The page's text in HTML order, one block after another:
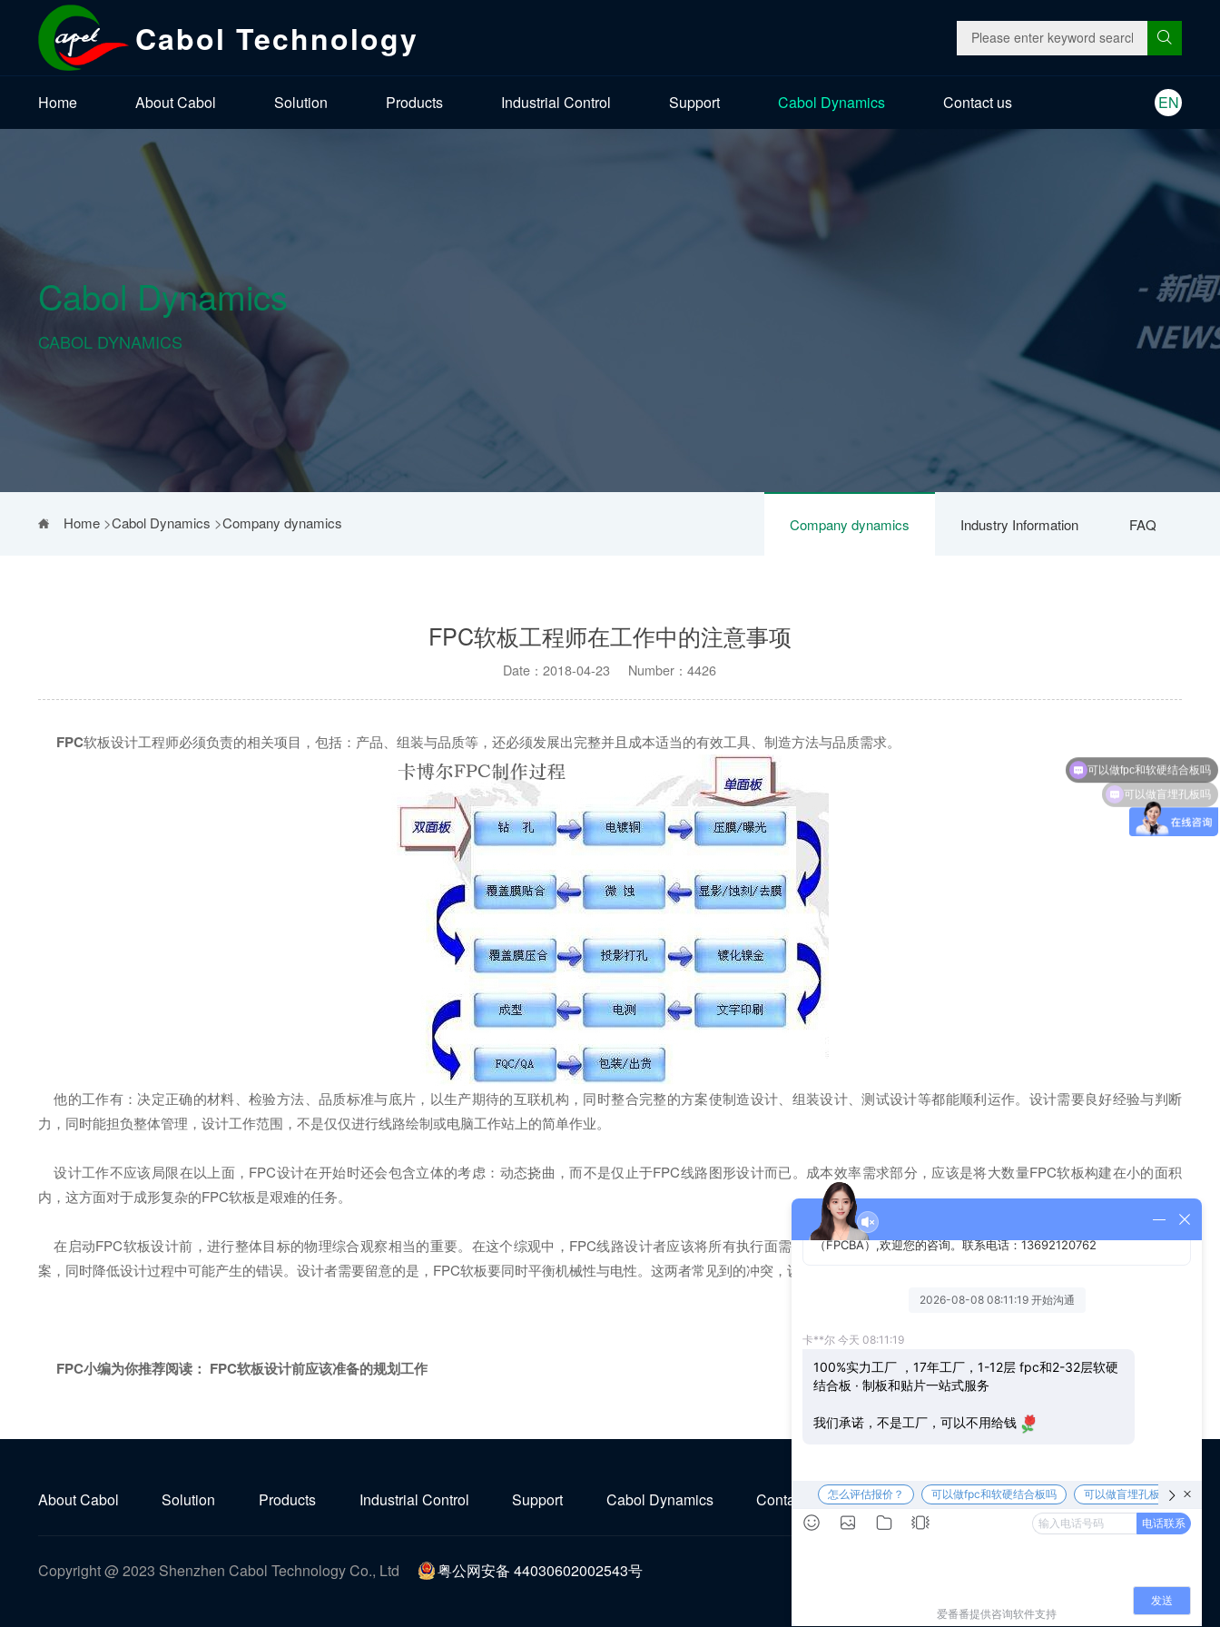
Cabol Technology
Home About Cabol Solution Products Industrial Control Support Cabol Dynamics Contact us EN
Cabol Dynamics
CABOL DYNAMICS
Company dynamics Industry Information FAQ
Home>Cabol Dynamics >Company dynamics
FPC软板工程师在工作中的注意事项
Date：2018-04-23 Number：4426
FPC软板设计工程师必须负责的相关项目，包括：产品、组装与品质等，还必须发展出完整并且成本适当的有效工具、制造方法与品质需求。
他的工作有：决定正确的材料、检验方法、品质标准与底片，以生产期待的互联机构，同时整合完整的方案使制造设计、组装设计、测试设计等都能顺利运作。设计需要良好经验与判断
力，同时能担负整体管理，设计工作范围，不是仅仅进行线路绘制或电脑工作站上的简单作业。
设计工作不应该局限在以上面，FPC设计在开始时还会包含立体的考虑：动态挠曲，而不是仅止于FPC线路图形设计而已。成本效率需求部分，应该是将大数量FPC软板构建在小的面积
内，这方面对于成形复杂的FPC软板是艰难的任务。
在启动FPC软板设计前，进行整体目标的物理综合观察相当的重要。在这个综观中，FPC线路设计者应该将所有执行面需要讨论的项目都尽量纳入，这可以帮助设计者更广泛观察整个方
案，同时降低设计过程中可能产生的错误。设计者需要留意的是，FPC软板要同时平衡机械性与电性。这两者常见到的冲突，设计者必须同时照顾到两者的平衡关系。
FPC小编为你推荐阅读： FPC软板设计前应该准备的规划工作
About Cabol Solution Products Industrial Control Support Cabol Dynamics Contact us
Copyright @ 2023 Shenzhen Cabol Technology Co., Ltd
粤公网安备 44030602002543号
WeChat
可以做盲埋孔板吗